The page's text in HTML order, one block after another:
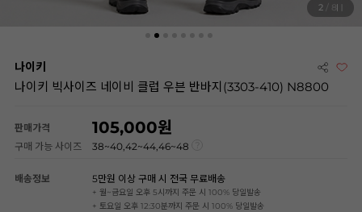
2 / 8
나이키
나이키 빅사이즈 네이비 클럽 우븐 반바지(3303-410) N8800
판매가격 105,000
구매 가능 사이즈 38~40,42~44,46~48
배송정보 5만원 이상 구매 시 전국 무료배송
+ 월~금요일 오후 5시까지 주문 시 100% 당일발송
+ 토요일 오후 12:30분까지 주문 시 100% 당일발송